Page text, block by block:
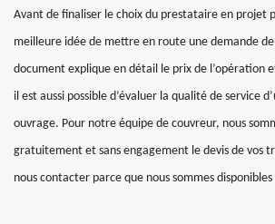
Avant de finaliser le choix du prestataire en projet
meilleure idée de mettre en route une demande de
document explique en détail le prix de l’opération
il est aussi possible d’évaluer la qualité de service
ouvrage. Pour notre équipe de couvreur, nous
gratuitement et sans engagement le devis de vos
nous contacter parce que nous sommes